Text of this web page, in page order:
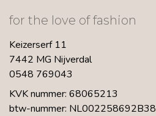
for the love of fashion
Keizerserf 11
7442 MG Nijverdal
0548 769043
KVK nummer: 68065213
btw-nummer: NL002258692B38